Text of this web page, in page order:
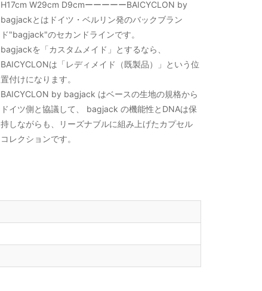
H17cm W29cm D9cmーーーーーBAICYCLON by
bagjackとはドイツ・ベルリン発のバックブラン
ド"bagjack"のセカンドラインです。
bagjackを「カスタムメイド」とするなら、
BAICYCLONは「レディメイド（既製品）」という位
置付けになります。
BAICYCLON by bagjack はベースの生地の規格から
ドイツ側と協議して、 bagjack の機能性とDNAは保
持しながらも、リーズナブルに組み上げたカプセル
コレクションです。